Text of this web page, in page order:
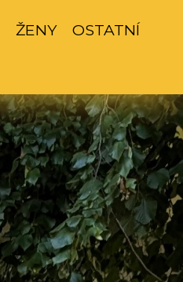
ŽENY
OSTATNÍ